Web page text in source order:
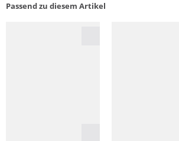
Passend zu diesem Artikel